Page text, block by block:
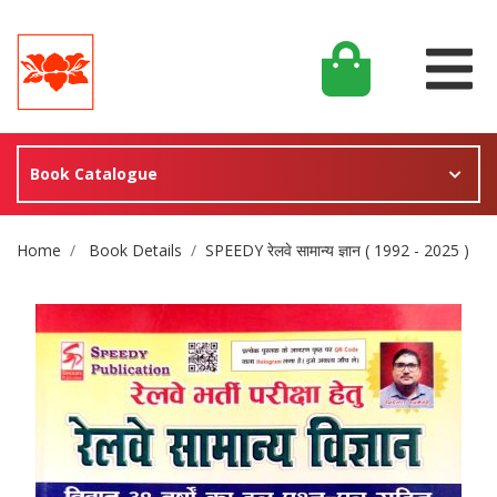
Book Catalogue
Site Breadcrumb
Home Book Details SPEEDY रेलवे सामान्य ज्ञान ( 1992 - 2025 )